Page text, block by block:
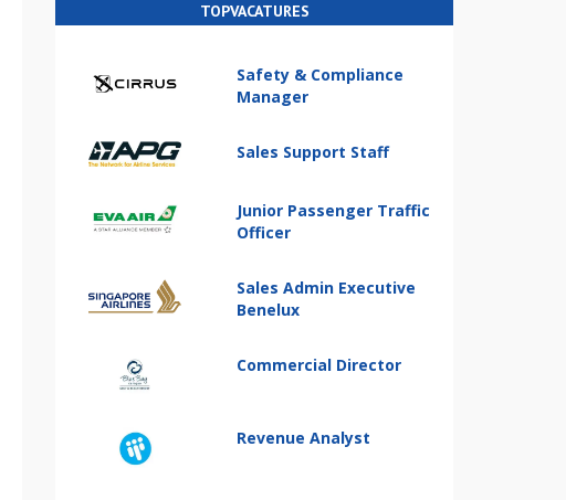
TOPVACATURES
Safety & Compliance
Manager
Sales Support Staff
Junior Passenger Traffic
Officer
Sales Admin Executive
Benelux
Commercial Director
Revenue Analyst